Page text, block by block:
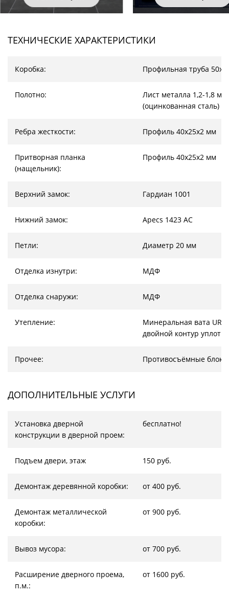
ТЕХНИЧЕСКИЕ ХАРАКТЕРИСТИКИ
Коробка: Профильная труба
Полотно:
Лист металла 1,2-1,8 мм
(оцинкованная сталь)
Ребра жесткости: Профиль 40х25х2 мм
Притворная планка
(нащельник):
Профиль 40х25х2 мм
Верхний замок: Гардиан 1001
Нижний замок: Apecs 1423 AC
Петли: Диаметр 20 мм
Отделка изнутри: МДФ
Отделка снаружи: МДФ
Утепление:
Минеральная вата
двойной контур
Прочее: Противосъёмные
ДОПОЛНИТЕЛЬНЫЕ УСЛУГИ
Установка дверной
конструкции в дверной проем:
бесплатно!
Подъем двери, этаж 150 руб.
Демонтаж деревянной коробки: от 400 руб.
Демонтаж металлической
коробки:
от 900 руб.
Вывоз мусора: от 700 руб.
Расширение дверного проема,
п.м.:
от 1600 руб.